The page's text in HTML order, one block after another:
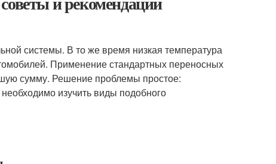
системы. В то же время низкая температура
Применение стандартных переносных
сумму. Решение проблемы простое:
изучить виды подобного